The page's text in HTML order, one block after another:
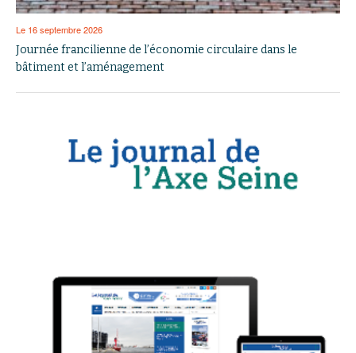
Le 16 septembre 2026
Journée francilienne de l’économie circulaire dans le
bâtiment et l’aménagement